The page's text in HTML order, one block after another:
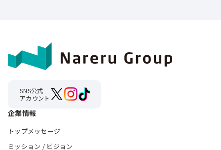
SNS公式
アカウント
企業情報
トップメッセージ
ミッション / ビジョン